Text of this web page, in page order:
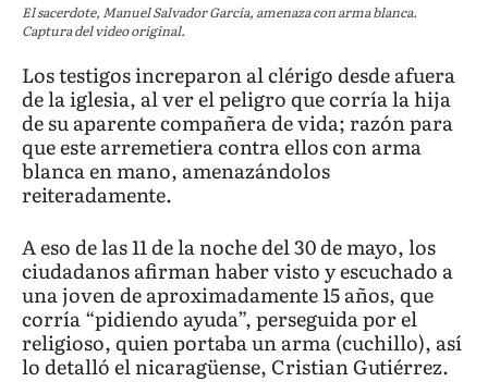
El sacerdote, Manuel Salvador García, amenaza con arma blanca.
Captura del video original.
Los testigos increparon al clérigo desde afuera
de la iglesia, al ver el peligro que corría la hija
de su aparente compañera de vida; razón para
que este arremetiera contra ellos con arma
blanca en mano, amenazándolos
reiteradamente.
A eso de las 11 de la noche del 30 de mayo, los
ciudadanos afirman haber visto y escuchado a
una joven de aproximadamente 15 años, que
corría “pidiendo ayuda”, perseguida por el
religioso, quien portaba un arma (cuchillo), así
lo detalló el nicaragüense, Cristian Gutiérrez.